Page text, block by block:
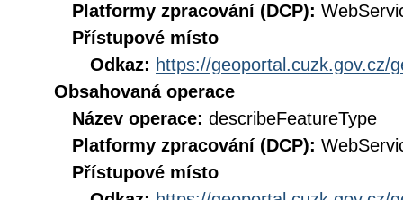
Platformy zpracování (DCP):
Přístupové místo
Odkaz: https://geoportal.cuzk.gov.cz/
Obsahovaná operace
Název operace: describeFeatureType
Platformy zpracování (DCP):
Přístupové místo